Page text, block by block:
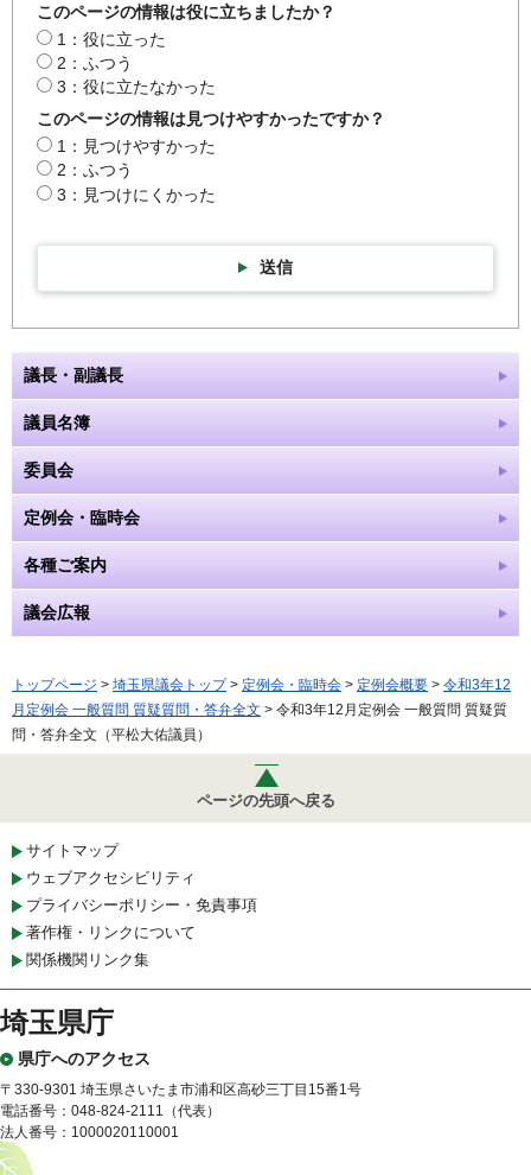
このページの情報は役に立ちましたか？
1：役に立った
2：ふつう
3：役に立たなかった
このページの情報は見つけやすかったですか？
1：見つけやすかった
2：ふつう
3：見つけにくかった
送信
議長・副議長
議員名簿
委員会
定例会・臨時会
各種ご案内
議会広報
トップページ > 埼玉県議会トップ> 定例会・臨時会 > 定例会概要 > 令和3年12
月定例会 一般質問 質疑質問・答弁全文 > 令和3年12月定例会 一般質問 質疑質
問・答弁全文（平松大佑議員）
ページの先頭へ戻る
サイトマップ
ウェブアクセシビリティ
プライバシーポリシー・免責事項
著作権・リンクについて
関係機関リンク集
埼玉県庁
県庁へのアクセス
〒330-9301 埼玉県さいたま市浦和区高砂三丁目15番1号
電話番号：048-824-2111（代表）
法人番号：1000020110001